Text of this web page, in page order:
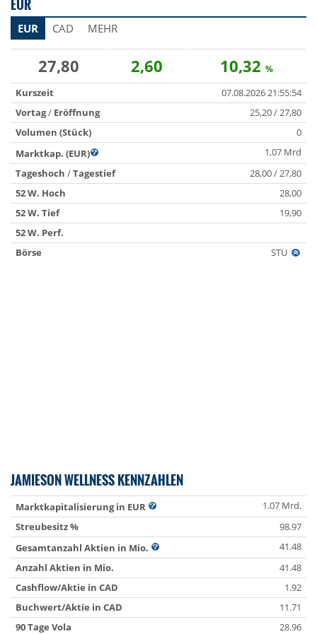
EUR
EUR CAD MEHR
27,80 2,60 10,32 %
Kurszeit
07.08.2026 21:55:54
Vortag/ Eröffnung
25,20 / 27,80
Volumen (Stück)
0
Marktkap. (EUR)
1,07 Mrd
Tageshoch /Tagestief
28,00 / 27,80
52 W. Hoch
28,00
52 W. Tief
19,90
52 W. Perf.
Börse
STU
JAMIESON WELLNESS KENNZAHLEN
Marktkapitalisierung in EUR
1.07 Mrd.
Streubesitz %
98.97
Gesamtanzahl Aktien in Mio.
41.48
Anzahl Aktien in Mio.
41.48
Cashflow/Aktie in CAD
1.92
Buchwert/Aktie in CAD
11.71
90 Tage Vola
28.96